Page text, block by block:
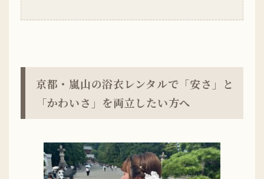
京都・嵐山の浴衣レンタルで「安さ」と
「かわいさ」を両立したい方へ